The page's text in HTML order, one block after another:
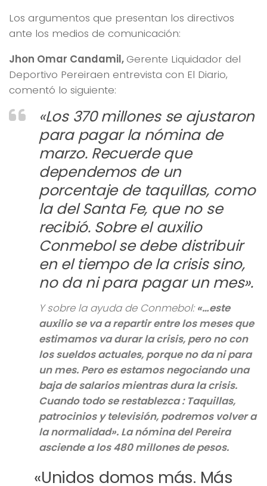
Los argumentos que presentan los directivos
ante los medios de comunicación:
Jhon Omar Candamil,Gerente Liquidador del
Deportivo Pereiraen entrevista con El Diario,
comentó lo siguiente:
«Los 370 millones se ajustaron
para pagar la nómina de
marzo. Recuerde que
dependemos de un
porcentaje de taquillas, como
la del Santa Fe, que no se
recibió. Sobre el auxilio
Conmebol se debe distribuir
en el tiempo de la crisis sino,
no da ni para pagar un mes».
Y sobre la ayuda de Conmebol:«…este
auxilio se va a repartir entre los meses que
estimamos va durar la crisis, pero no con
los sueldos actuales, porque no da ni para
un mes. Pero es estamos negociando una
baja de salarios mientras dura la crisis.
Cuando todo se restablezca : Taquillas,
patrocinios y televisión, podremos volver a
la normalidad». La nómina del Pereira
asciende a los 480 millones de pesos.
«Unidos domos más. Más